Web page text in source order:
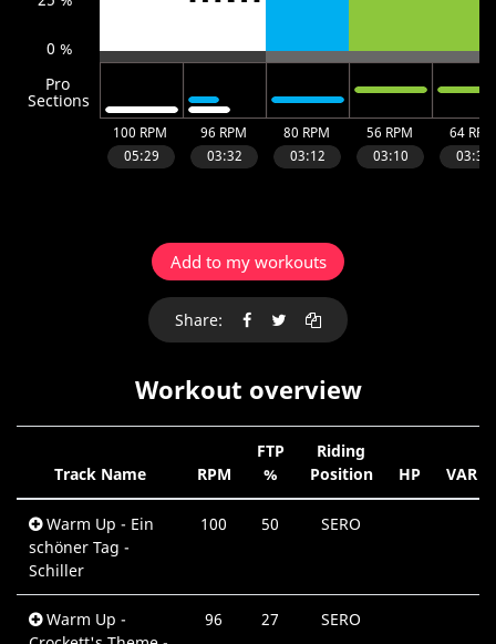
Add to my workouts
Share:
Workout overview
Track Name RPM
FTP
%
Riding
Position
HP VAR
Warm Up - Ein
schöner Tag -
Schiller
100 50 SERO
Warm Up -
96 27 SERO